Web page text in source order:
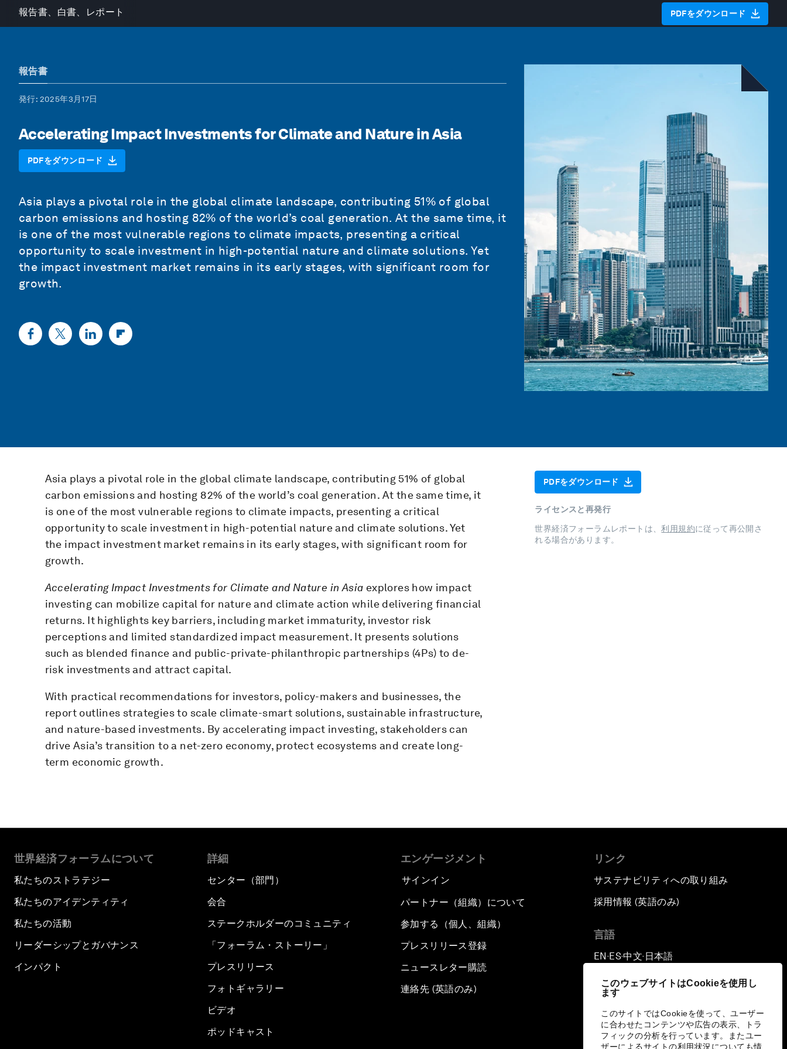
このウェブサイトはCookieを使用し
ます
このサイトではCookieを使って、ユーザー
に合わせたコンテンツや広告の表示、トラ
フィックの分析を行っています。またユー
ザーによるサイトの利用状況についても情
報告書、白書、レポート PDFをダウンロード
報告書
発行: 2025年3月17日
Accelerating Impact Investments for Climate and Nature in Asia
PDFをダウンロード
Asia plays a pivotal role in the global climate landscape, contributing 51% of global
carbon emissions and hosting 82% of the world’s coal generation. At the same time, it
is one of the most vulnerable regions to climate impacts, presenting a critical
opportunity to scale investment in high-potential nature and climate solutions. Yet
the impact investment market remains in its early stages, with significant room for
growth.
Asia plays a pivotal role in the global climate landscape, contributing 51% of global
carbon emissions and hosting 82% of the world’s coal generation. At the same time, it
is one of the most vulnerable regions to climate impacts, presenting a critical
opportunity to scale investment in high-potential nature and climate solutions. Yet
the impact investment market remains in its early stages, with significant room for
growth.
Accelerating Impact Investments for Climate and Nature in Asia explores how impact
investing can mobilize capital for nature and climate action while delivering financial
returns. It highlights key barriers, including market immaturity, investor risk
perceptions and limited standardized impact measurement. It presents solutions
such as blended finance and public-private-philanthropic partnerships (4Ps) to de-
risk investments and attract capital.
With practical recommendations for investors, policy-makers and businesses, the
report outlines strategies to scale climate-smart solutions, sustainable infrastructure,
and nature-based investments. By accelerating impact investing, stakeholders can
drive Asia’s transition to a net-zero economy, protect ecosystems and create long-
term economic growth.
PDFをダウンロード
ライセンスと再発行
世界経済フォーラムレポートは、利用規約に従って再公開さ
れる場合があります。
世界経済フォーラムについて
私たちのストラテジー
私たちのアイデンティティ
私たちの活動
リーダーシップとガバナンス
インパクト
詳細
センター（部門）
会合
ステークホルダーのコミュニティ
「フォーラム・ストーリー」
プレスリリース
フォトギャラリー
ビデオ
ポッドキャスト
エンゲージメント
サインイン
パートナー（組織）について
参加する（個人、組織）
プレスリリース登録
ニュースレター購読
連絡先 (英語のみ)
リンク
サステナビリティへの取り組み
採用情報 (英語のみ)
言語
EN ▪ ES▪中文▪ 日本語